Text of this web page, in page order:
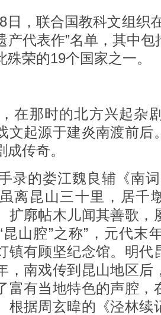
日，联合国教科文组织
产代表作”名单，其中
殊荣的19个国家之一。
在那时的北方兴起杂
文起源于建炎南渡前后
传奇。
录的娄江魏良辅《南
离昆山三十里，居千
扩廓帖木儿闻其善歌，
山腔”之称”，元代末
镇有顾坚纪念馆。明代
，南戏传到昆山地区后
富有当地特色的声腔，
根据周玄暐的《泾林续